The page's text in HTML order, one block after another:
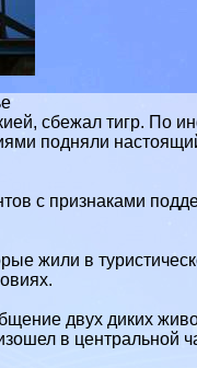
сбежал тигр. По
подняли
с признаками
жили в
двух диких
в центральной